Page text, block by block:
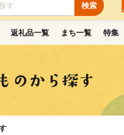
検索
返礼品一覧 まち一覧 特集